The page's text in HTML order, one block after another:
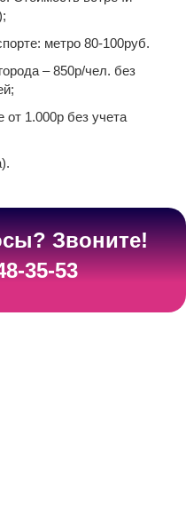
метро 80-100руб.
– 850р/чел. без
от 1.000р без учета
Звоните!
35-53